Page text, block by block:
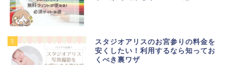
3
スタジオアリスのお宮参りの料金を
安くしたい！利用するなら知ってお
くべき裏ワザ